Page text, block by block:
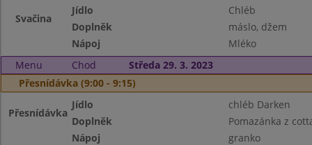
Svačina
Jídlo
Chléb
Doplněk
máslo, džem
Nápoj
Mléko
Menu
Chod
Středa 29. 3. 2023
Přesnídávka (9:00 - 9:15)
Přesnídávka
Jídlo
chléb Darken
Doplněk
Pomazánka z
Nápoj
granko